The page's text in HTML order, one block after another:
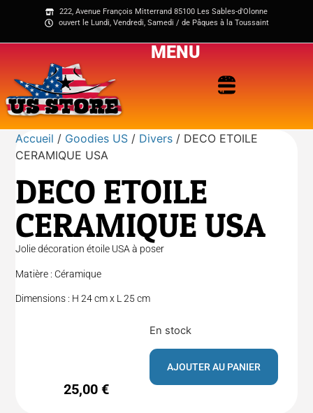
222, Avenue François Mitterrand 85100 Les Sables-d'Olonne
ouvert le Lundi, Vendredi, Samedi / de Pâques à la Toussaint
MENU
Accueil / Goodies US / Divers / DECO ETOILE
CERAMIQUE USA
DECO ETOILE
CERAMIQUE USA
Jolie décoration étoile USA à poser
Matière : Céramique
Dimensions : H 24 cm x L 25 cm
25,00 €
En stock
AJOUTER AU PANIER